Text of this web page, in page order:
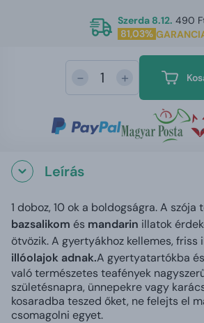
Szerda 8.12. 490
81,03%
- +
Leírás
1 doboz, 10 ok a boldogságra. A szója
bazsalikom és mandarin illatok
ötvözik. A gyertyákhoz kellemes, friss
illóolajok adnak.A gyertyatartókba
való természetes teafények
születésnapra, ünnepekre vagy
kosaradba teszed őket, ne felejts el
csomagolni egyet.